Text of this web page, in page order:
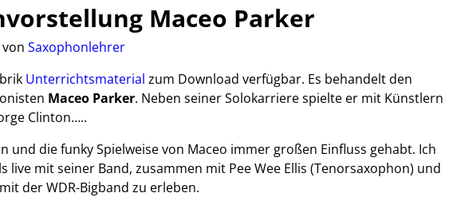
Maceo Parker
von Saxophonlehrer
Unterrichtsmaterial zum Download verfügbar. Es behandelt den
Maceo Parker. Neben seiner Solokarriere spielte er mit Künstlern
Clinton…..
und die funky Spielweise von Maceo immer großen Einfluss gehabt. Ich
live mit seiner Band, zusammen mit Pee Wee Ellis (Tenorsaxophon) und
der WDR-Bigband zu erleben.